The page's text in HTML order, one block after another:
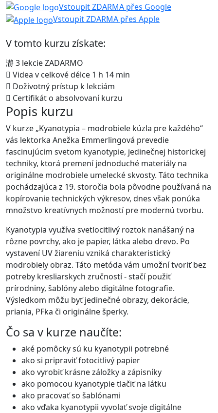
Vstoupit ZDARMA přes Google
Vstoupit ZDARMA přes Apple
V tomto kurzu získate:
3 lekcie ZADARMO
Videa v celkové délce 1 h 14 min
Doživotný prístup k lekciám
Certifikát o absolvovaní kurzu
Popis kurzu
V kurze „Kyanotypia – modrobiele kúzla pre každého“
vás lektorka Anežka Emmerlingová prevedie
fascinujúcim svetom kyanotypie, jedinečnej historickej
techniky, ktorá premení jednoduché materiály na
originálne modrobiele umelecké skvosty. Táto technika
pochádzajúca z 19. storočia bola pôvodne používaná na
kopírovanie technických výkresov, dnes však ponúka
množstvo kreatívnych možností pre modernú tvorbu.
Kyanotypia využíva svetlocitlivý roztok nanášaný na
rôzne povrchy, ako je papier, látka alebo drevo. Po
vystavení UV žiareniu vzniká charakteristický
modrobiely obraz. Táto metóda vám umožní tvoriť bez
potreby kresliarskych zručností - stačí použiť
prírodniny, šablóny alebo digitálne fotografie.
Výsledkom môžu byť jedinečné obrazy, dekorácie,
priania, PFka či originálne šperky.
Čo sa v kurze naučíte:
aké pomôcky sú ku kyanotypii potrebné
ako si pripraviť fotocitlivý papier
ako vyrobiť krásne záložky a zápisníky
ako pomocou kyanotypie tlačiť na látku
ako pracovať so šablónami
ako vďaka kyanotypii vyvolať svoje digitálne